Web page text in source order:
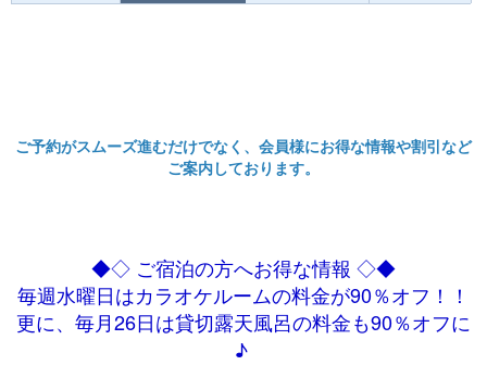
ご予約がスムーズ進むだけでなく、会員様にお得な情報や割引など
ご案内しております。
◆◇ ご宿泊の方へお得な情報 ◇◆
毎週水曜日はカラオケルームの料金が90％オフ！！
更に、毎月26日は貸切露天風呂の料金も90％オフに
♪